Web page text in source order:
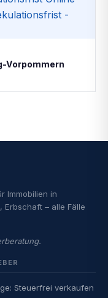
Vorpommern
Immobilien in
Erbschaft – alle Fälle
Steuerfrei verkaufen